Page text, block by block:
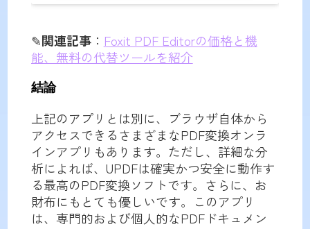
✎関連記事： Foxit PDF Editorの価格と機
能、無料の代替ツールを紹介
結論
上記のアプリとは別に、ブラウザ自体から
アクセスできるさまざまなPDF変換オンラ
インアプリもあります。ただし、詳細な分
析によれば、UPDFは確実かつ安全に動作す
る最高のPDF変換ソフトです。さらに、お
財布にもとても優しいです。このアプリ
は、専門的および個人的なPDFドキュメン